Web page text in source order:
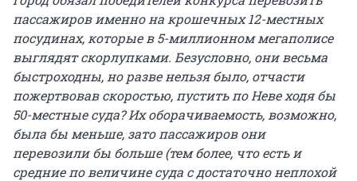
пассажиров именно на крошечных 12-местных
посудинах, которые в 5-миллионном мегаполисе
выглядят скорлупками. Безусловно, они весьма
быстроходны, но разве нельзя было, отчасти
пожертвовав скоростью, пустить по Неве ходя бы
50-местные суда? Их оборачиваемость, возможно,
была бы меньше, зато пассажиров они
перевозили бы больше (тем более, что есть и
средние по величине суда с достаточно неплохой